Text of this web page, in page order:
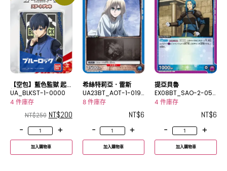
【空包】藍色監獄 起
始牌組
UA_BLKST-1-0000
4 件庫存
NT$250 NT$200
-
+
加入購物車
希絲特莉亞．雷斯
UA23BT_AOT-1-019
C
8 件庫存
NT$6
-
+
加入購物車
提亞貝魯
EX08BT_SAO-2-050
C
4 件庫存
NT$6
-
+
加入購物車